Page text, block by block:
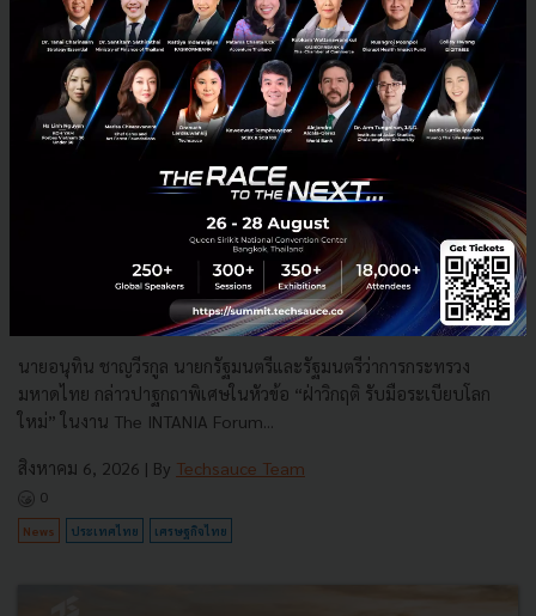
3 เรื่องที่ประเทศไทยต้อง Focus สร้างคน–นวัตกรรม–ปฏิรูป
ระบบราชการ เพื่อยกระดับขีดความสามารถประเทศ
นายอนุทิน ชาญวีรกูล นายกรัฐมนตรีและรัฐมนตรีว่าการกระทรวง
มหาดไทย กล่าวปาฐกถาพิเศษในหัวข้อ “ฝ่าวิกฤติ รับมือระเบียบโลก
ใหม่” ในงาน The INTANIA Forum...
สิงหาคม 6, 2026 | By Techsauce Team
0
News ประเทศไทย เศรษฐกิจไทย